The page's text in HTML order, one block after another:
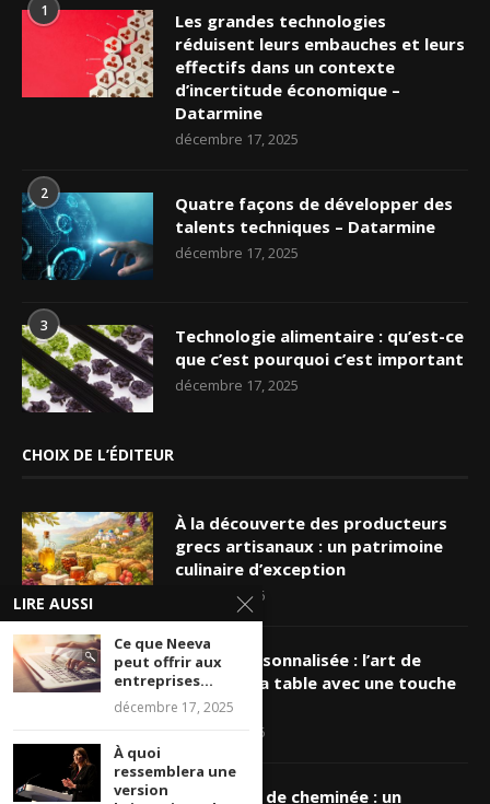
1
Les grandes technologies
réduisent leurs embauches et leurs
effectifs dans un contexte
d’incertitude économique –
Datarmine
décembre 17, 2025
2
Quatre façons de développer des
talents techniques – Datarmine
décembre 17, 2025
3
Technologie alimentaire : qu’est-ce
que c’est pourquoi c’est important
décembre 17, 2025
CHOIX DE L’ÉDITEUR
À la découverte des producteurs
grecs artisanaux : un patrimoine
culinaire d’exception
mars 19, 2026
Nappe personnalisée : l’art de
sublimer sa table avec une touche
unique
mars 16, 2026
Ramonage de cheminée : un
LIRE AUSSI
Ce que Neeva
peut offrir aux
entreprises...
décembre 17, 2025
À quoi
ressemblera une
version